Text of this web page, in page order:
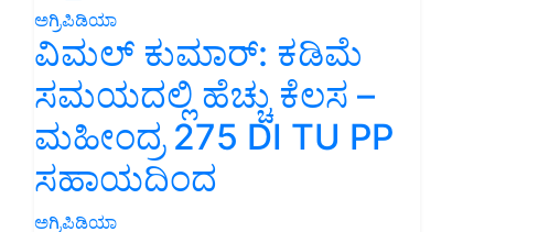
ಅಗ್ರಿಪಿಡಿಯಾ
ವಿಮಲ್ ಕುಮಾರ್: ಕಡಿಮೆ
ಸಮಯದಲ್ಲಿ ಹೆಚ್ಚು ಕೆಲಸ –
ಮಹೀಂದ್ರ 275 DI TU PP
ಸಹಾಯದಿಂದ
ಅಗ್ರಿಪಿಡಿಯಾ